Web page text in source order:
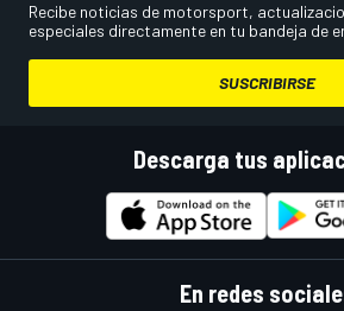
Recibe noticias de motorsport,
especiales directamente en tu bandeja de
SUSCRIBIRSE
Descarga tus
En redes